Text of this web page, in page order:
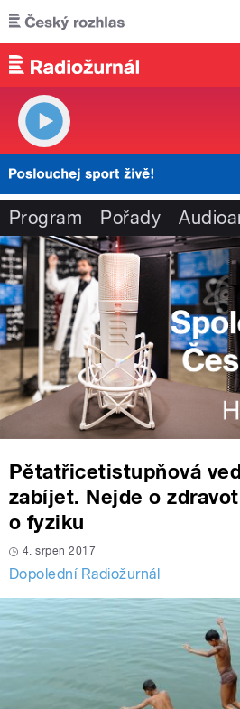
Přejít k hlavnímu obsahu
Program Pořady
Pětatřicetistupňová
zabíjet. Nejde o
o fyziku
4. srpen 2017
Dopolední Radiožurnál